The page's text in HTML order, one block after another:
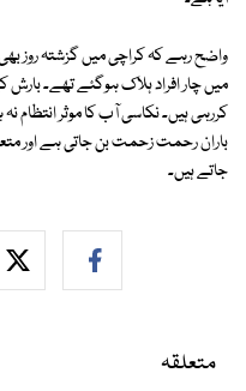
واضح رہے کہ کراچی میں گزشتہ روز
میں چار افراد ہلاک ہوگئے تھے۔
کررہی ہیں۔ نکاسی آب کا موثر انتظام
باران رحمت زحمت بن جاتی ہے اور
جاتے ہیں۔
متعلقہ